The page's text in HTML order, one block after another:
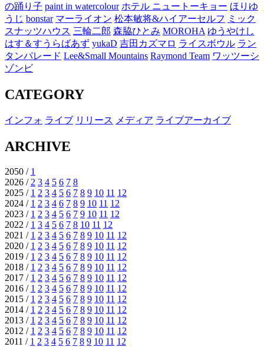
の踊り子 paint in watercolour ホテル ニュートーキョー ほりゆ
うじ bonstar マーライオン 松本敏将&ハイアーセルフ ミック
スナッツハウス 三輪二郎 森脇ひとみ MOROHA ゆうやけし
はす＆すうらばあず yukaD 吉田カズマロ ライスボウル ラン
タンパレード Lee&Small Mountains Raymond Team ワッツーシ
ゾンビ
CATEGORY
インフォ ライブ リリース メディア ライブアーカイブ
ARCHIVE
2050 / 1
2026 / 2 3 4 5 6 7 8
2025 / 1 2 3 4 5 6 7 8 9 10 11 12
2024 / 1 2 3 4 6 7 8 9 10 11 12
2023 / 1 2 3 4 5 6 7 9 10 11 12
2022 / 1 3 4 5 6 7 8 10 11 12
2021 / 1 2 3 4 5 6 7 8 9 10 11 12
2020 / 1 2 3 4 5 6 7 8 9 10 11 12
2019 / 1 2 3 4 5 6 7 8 9 10 11 12
2018 / 1 2 3 4 5 6 7 8 9 10 11 12
2017 / 1 2 3 4 5 6 7 8 9 10 11 12
2016 / 1 2 3 4 5 6 7 8 9 10 11 12
2015 / 1 2 3 4 5 6 7 8 9 10 11 12
2014 / 1 2 3 4 5 6 7 8 9 10 11 12
2013 / 1 2 3 4 5 6 7 8 9 10 11 12
2012 / 1 2 3 4 5 6 7 8 9 10 11 12
2011 / 1 2 3 4 5 6 7 8 9 10 11 12